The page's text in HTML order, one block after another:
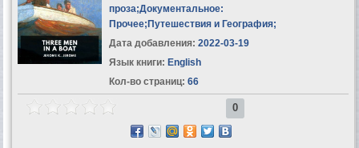
проза;Документальное:
Прочее; Путешествия и География;
Дата добавления: 2022-03-19
Язык книги: English
Кол-во страниц: 66
0